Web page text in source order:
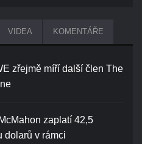
VIDEA KOMENTÁŘE
zřejmě míří další člen The
zaplatí 42,5
dolarů v rámci